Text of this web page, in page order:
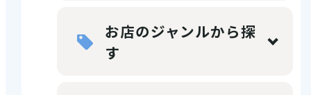
お店のジャンルから探
す